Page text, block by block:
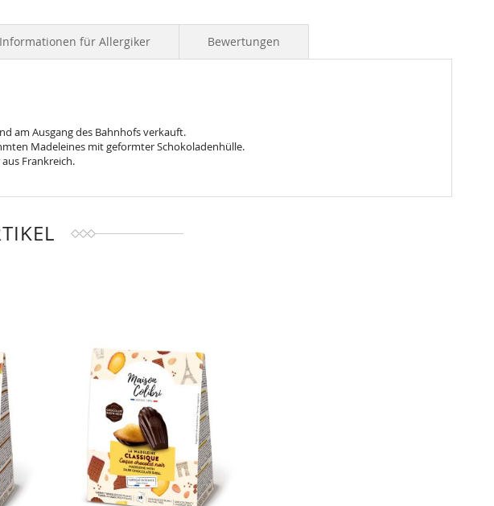
am Ausgang des Bahnhofs verkauft.
Madeleines mit geformter Schokoladenhülle.
Frankreich.
Informationen für Allergiker Bewertungen